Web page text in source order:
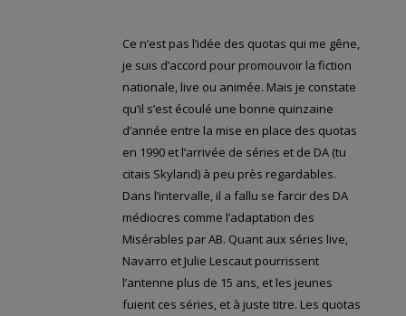
Ce n’est pas l’idée des quotas qui me gêne,
je suis d’accord pour promouvoir la fiction
nationale, live ou animée. Mais je constate
qu’il s’est écoulé une bonne quinzaine
d’année entre la mise en place des quotas
en 1990 et l’arrivée de séries et de DA (tu
citais Skyland) à peu près regardables.
Dans l’intervalle, il a fallu se farcir des DA
médiocres comme l’adaptation des
Misérables par AB. Quant aux séries live,
Navarro et Julie Lescaut pourrissent
l’antenne plus de 15 ans, et les jeunes
fuient ces séries, et à juste titre. Les quotas